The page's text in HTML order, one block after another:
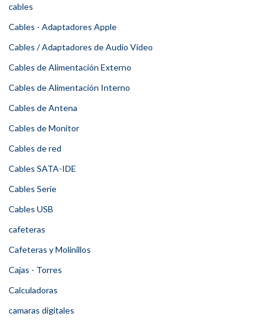
cables
Cables - Adaptadores Apple
Cables / Adaptadores de Audio Vídeo
Cables de Alimentación Externo
Cables de Alimentación Interno
Cables de Antena
Cables de Monitor
Cables de red
Cables SATA-IDE
Cables Serie
Cables USB
cafeteras
Cafeteras y Molinillos
Cajas - Torres
Calculadoras
camaras digitales